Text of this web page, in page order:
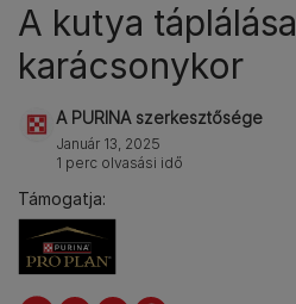
A kutya táplálása
karácsonykor
A PURINA szerkesztősége
Január 13, 2025
1 perc olvasási idő
Támogatja: